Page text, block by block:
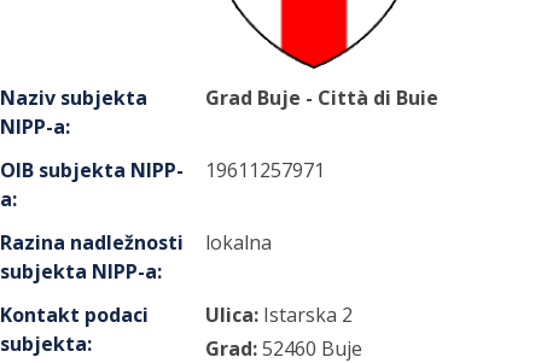
Naziv subjekta
NIPP-a:
Grad Buje - Città di Buie
OIB subjekta NIPP-
a:
19611257971
Razina nadležnosti
subjekta NIPP-a:
lokalna
Kontakt podaci
subjekta:
Ulica: Istarska 2
Grad:52460 Buje